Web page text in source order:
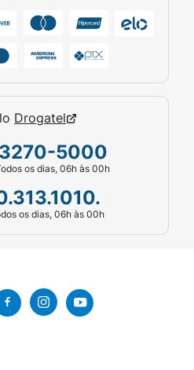
Drogatel
5000
os dias, 06h às 00h
os dias, 06h às 00h